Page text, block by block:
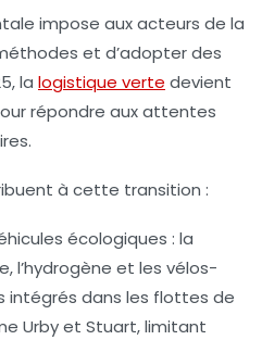
impose aux acteurs de la
et d’adopter des
la logistique verte devient
répondre aux attentes
à cette transition :
écologiques : la
l’hydrogène et les vélos-
intégrés dans les flottes de
Urby et Stuart, limitant